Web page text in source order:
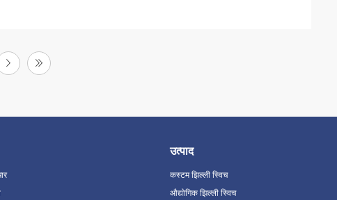
उत्पाद
कस्टम झिल्ली स्विच
औद्योगिक झिल्ली स्विच